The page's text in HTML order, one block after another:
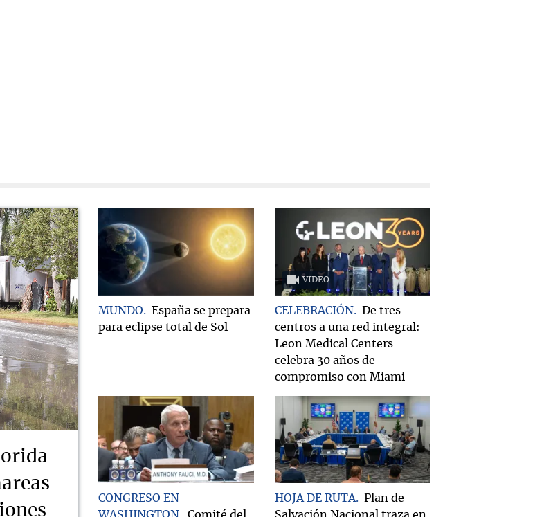
MUNDO
España se prepara
para eclipse total de Sol
VIDEO
CELEBRACIÓN
De tres
centros a una red integral:
Leon Medical Centers
celebra 30 años de
compromiso con Miami
CONGRESO EN
HOJA DE RUTA
Plan de